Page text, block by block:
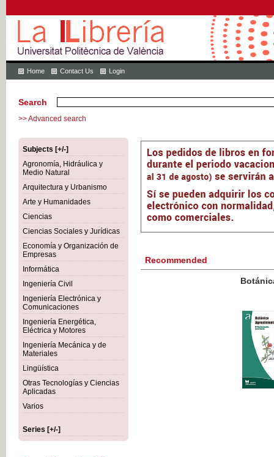
Home Contact Us Login
Search
>> Advanced search
Subjects [+/-]
Agronomía, Hidráulica y
Medio Natural
Arquitectura y Urbanismo
Arte y Humanidades
Ciencias
Ciencias Sociales y Jurídicas
Economía y Organización de
Empresas
Informática
Ingeniería Civil
Ingeniería Electrónica y
Comunicaciones
Ingeniería Energética,
Eléctrica y Motores
Ingeniería Mecánica y de
Materiales
Lingüística
Otras Tecnologías y Ciencias
Aplicadas
Varios
Series [+/-]
Recommended
Botánica Agroalimentaria
VAT